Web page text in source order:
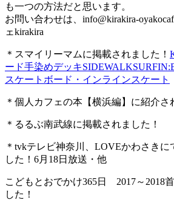
も一つの方法だと思います。
お問い合わせは、 info@kirakira-
ェkirakira
＊スマイリーマムに掲載されました！
ード手染めデッキ
スケートボード・インラインスケート
＊個人カフェの本【横浜編】に紹介さ
＊るるぶ南武線に掲載されました！
＊tvkテレビ神奈川、LOVEかわさきに
した！6月18日放送・他
こどもとおでかけ365日 2017～2018
した！